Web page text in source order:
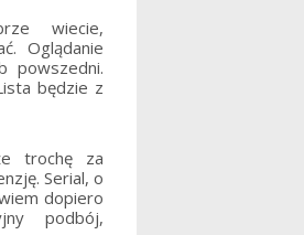
wiecie,
Oglądanie
powszedni.
będzie z
trochę za
Serial, o
dopiero
podbój,